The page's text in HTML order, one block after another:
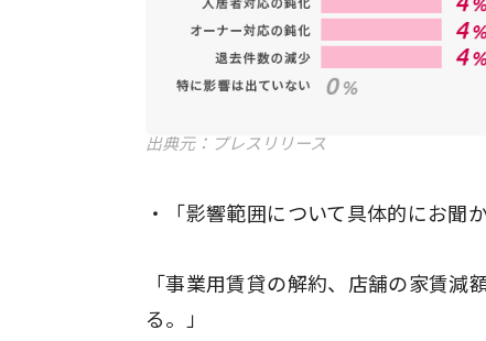
出典元：プレスリリース
・「影響範囲について具体的にお聞
「事業用賃貸の解約、店舗の家賃
る。」